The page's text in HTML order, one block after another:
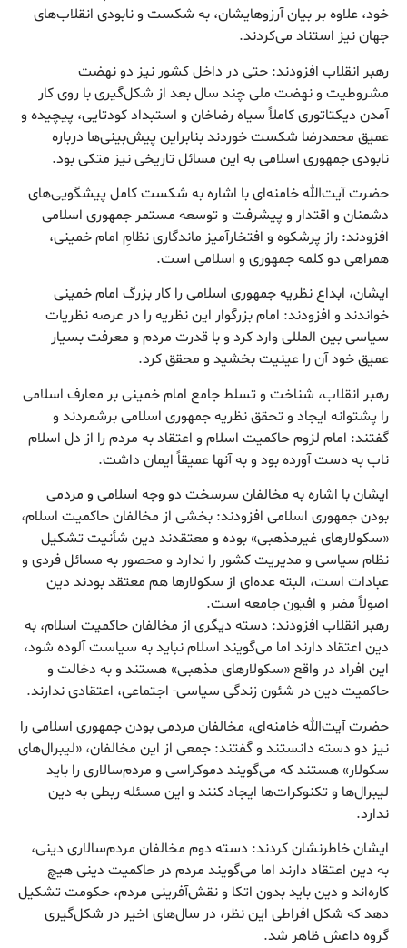
خود، علاوه بر بیان آرزوهایشان، به شکست و نابودی انقلاب‌های
جهان نیز استناد می‌کردند.
رهبر انقلاب افزودند: حتی در داخل کشور نیز دو نهضت
مشروطیت و نهضت ملی چند سال بعد از شکل‌گیری با روی کار
آمدن دیکتاتوری کاملاً سیاه رضاخان و استبداد کودتایی، پیچیده و
عمیق محمدرضا شکست خوردند بنابراین پیش‌بینی‌ها درباره
نابودی جمهوری اسلامی به این مسائل تاریخی نیز متکی بود.
حضرت آیت‌الله خامنه‌ای با اشاره به شکست کامل پیشگویی‌های
دشمنان و اقتدار و پیشرفت و توسعه مستمر جمهوری اسلامی
افزودند: راز پرشکوه و افتخارآمیز ماندگاری نظامِ امام خمینی،
همراهی دو کلمه جمهوری و اسلامی است.
ایشان، ابداع نظریه جمهوری اسلامی را کار بزرگ امام خمینی
خواندند و افزودند: امام بزرگوار این نظریه را در عرصه نظریات
سیاسی بین المللی وارد کرد و با قدرت مردم و معرفت بسیار
عمیق خود آن را عینیت بخشید و محقق کرد.
رهبر انقلاب، شناخت و تسلط جامع امام خمینی بر معارف اسلامی
را پشتوانه ایجاد و تحقق نظریه جمهوری اسلامی برشمردند و
گفتند: امام لزوم حاکمیت اسلام و اعتقاد به مردم را از دل اسلام
ناب به دست آورده بود و به آنها عمیقاً ایمان داشت.
ایشان با اشاره به مخالفان سرسخت دو وجه اسلامی و مردمی
بودن جمهوری اسلامی افزودند: بخشی از مخالفان حاکمیت اسلام،
«سکولارهای غیرمذهبی» بوده و معتقدند دین شأنیت تشکیل
نظام سیاسی و مدیریت کشور را ندارد و محصور به مسائل فردی و
عبادات است، البته عده‌ای از سکولارها هم معتقد بودند دین
اصولاً مضر و افیون جامعه است.
رهبر انقلاب افزودند: دسته دیگری از مخالفان حاکمیت اسلام، به
دین اعتقاد دارند اما می‌گویند اسلام نباید به سیاست آلوده شود،
این افراد در واقع «سکولارهای مذهبی» هستند و به دخالت و
حاکمیت دین در شئون زندگی سیاسی- اجتماعی، اعتقادی ندارند.
حضرت آیت‌الله خامنه‌ای، مخالفان مردمی بودن جمهوری اسلامی را
نیز دو دسته دانستند و گفتند: جمعی از این مخالفان، «لیبرال‌های
سکولار» هستند که می‌گویند دموکراسی و مردم‌سالاری را باید
لیبرال‌ها و تکنوکرات‌ها ایجاد کنند و این مسئله ربطی به دین
ندارد.
ایشان خاطرنشان کردند: دسته دوم مخالفان مردم‌سالاری دینی،
به دین اعتقاد دارند اما می‌گویند مردم در حاکمیت دینی هیچ
کاره‌اند و دین باید بدون اتکا و نقش‌آفرینی مردم، حکومت تشکیل
دهد که شکل افراطی این نظر، در سال‌های اخیر در شکل‌گیری
گروه داعش ظاهر شد.